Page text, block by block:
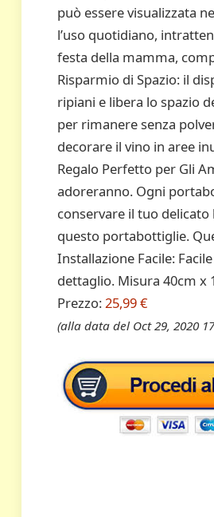
può essere visualizzata
l’uso quotidiano,
festa della mamma,
Risparmio di Spazio: il
ripiani e libera lo spazio
per rimanere senza
decorare il vino in aree
Regalo Perfetto per Gli
adoreranno. Ogni
conservare il tuo
questo portabottiglie.
Installazione Facile:
dettaglio. Misura 40cm x
Prezzo:25,99 €
(alla data del Oct 29, 2020